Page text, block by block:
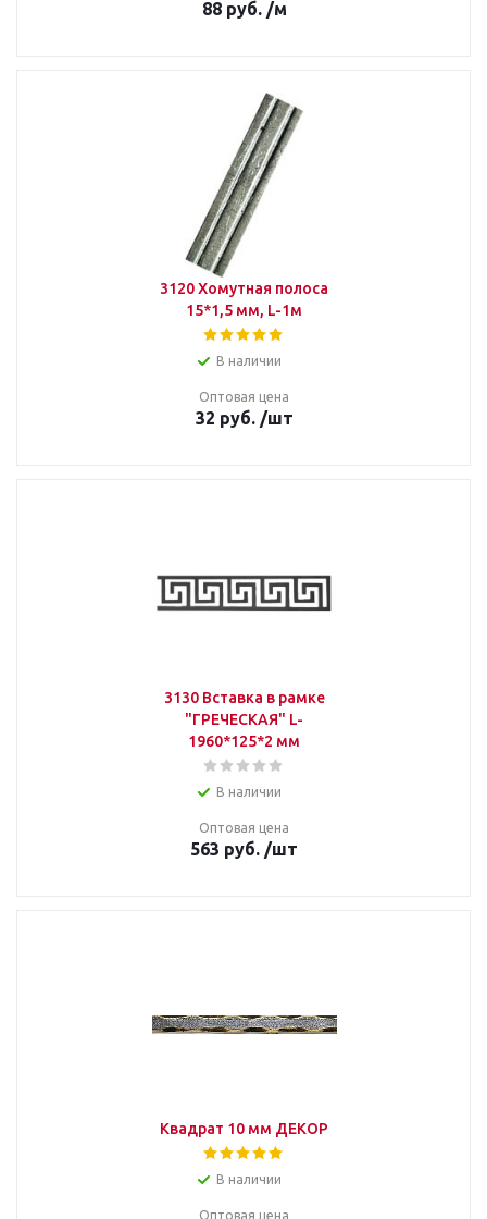
88руб. /м
3120 Хомутная полоса
15*1,5 мм, L-1м
В наличии
Оптовая цена
32 руб. /шт
3130 Вставка в рамке
"ГРЕЧЕСКАЯ" L-
1960*125*2 мм
В наличии
Оптовая цена
563 руб. /шт
Квадрат 10 мм ДЕКОР
В наличии
Оптовая цена